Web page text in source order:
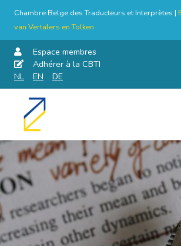
Chambre Belge des Traducteurs et Interprètes |
van Vertalers en Tolken
Espace membres
Adhérer à la CBTI
NL
EN DE
Aller
contenu